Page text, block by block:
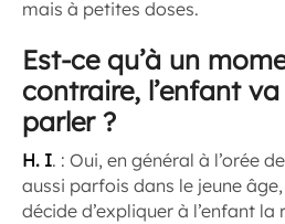
mais à petites doses.
Est-ce qu’à un
contraire, l’enfant va
parler ?
H. I. : Oui, en général à l’orée
aussi parfois dans le jeune âge,
décide d’expliquer à l’enfant la